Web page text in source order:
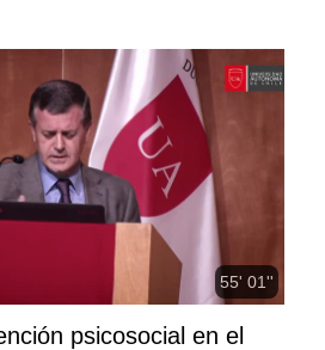
55' 01''
psicosocial en el